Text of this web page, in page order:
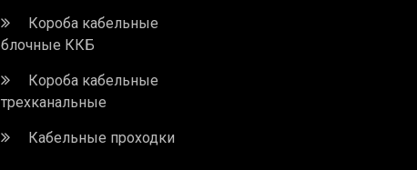
Короба кабельные
блочные ККБ
Короба кабельные
трехканальные
Кабельные проходки